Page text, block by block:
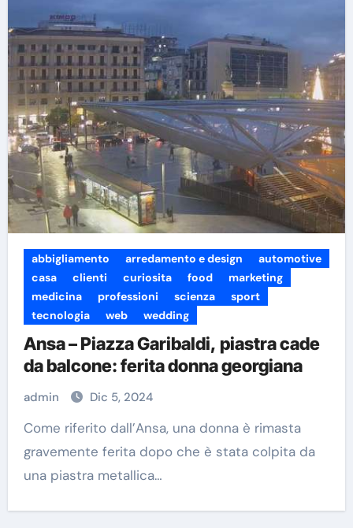
abbigliamento arredamento e design
automotive
casa
clienti curiosita food
marketing
medicina
professioni scienza
sport
tecnologia
web wedding
Ansa – Piazza Garibaldi, piastra cade
da balcone: ferita donna georgiana
admin Dic 5, 2024
Come riferito dall’Ansa, una donna è rimasta
gravemente ferita dopo che è stata colpita da
una piastra metallica…